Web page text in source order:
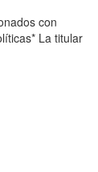
con
La titular